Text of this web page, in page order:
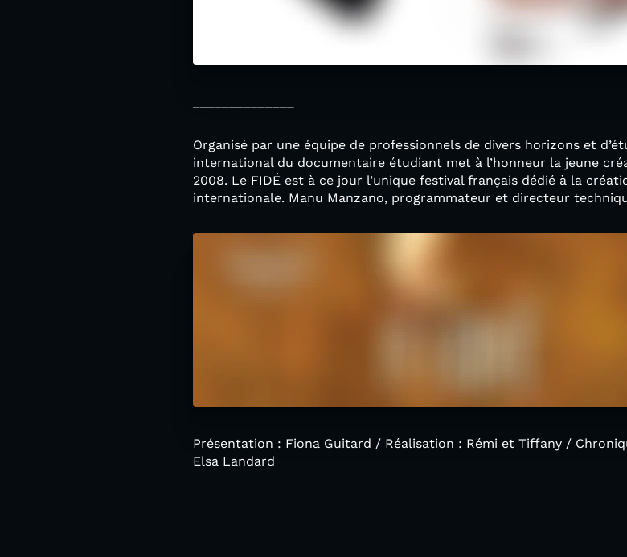
Organisé par une équipe de professionnels de divers horizons et
international du documentaire étudiant met à l’honneur la jeune
2008. Le FIDÉ est à ce jour l’unique festival français dédié à la
internationale. Manu Manzano, programmateur et directeur
Présentation : Fiona Guitard / Réalisation : Rémi et Tiffany /
Elsa Landard